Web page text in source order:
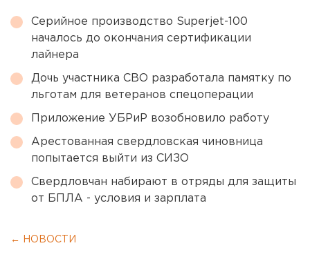
Серийное производство Superjet-100
началось до окончания сертификации
лайнера
Дочь участника СВО разработала памятку по
льготам для ветеранов спецоперации
Приложение УБРиР возобновило работу
Арестованная свердловская чиновница
попытается выйти из СИЗО
Свердловчан набирают в отряды для защиты
от БПЛА - условия и зарплата
← НОВОСТИ